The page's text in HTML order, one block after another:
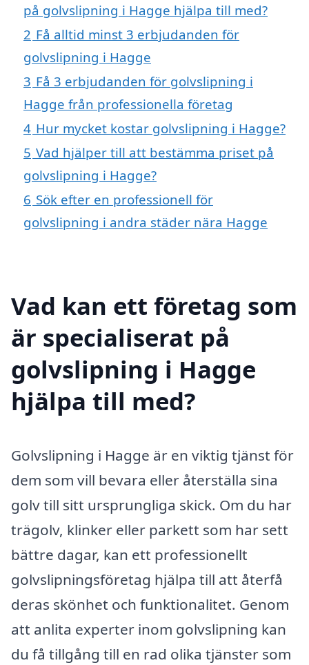
på golvslipning i Hagge hjälpa till med?
2 Få alltid minst 3 erbjudanden för
golvslipning i Hagge
3 Få 3 erbjudanden för golvslipning i
Hagge från professionella företag
4 Hur mycket kostar golvslipning i Hagge?
5 Vad hjälper till att bestämma priset på
golvslipning i Hagge?
6 Sök efter en professionell för
golvslipning i andra städer nära Hagge
Vad kan ett företag som
är specialiserat på
golvslipning i Hagge
hjälpa till med?
Golvslipning i Hagge är en viktig tjänst för
dem som vill bevara eller återställa sina
golv till sitt ursprungliga skick. Om du har
trägolv, klinker eller parkett som har sett
bättre dagar, kan ett professionellt
golvslipningsföretag hjälpa till att återfå
deras skönhet och funktionalitet. Genom
att anlita experter inom golvslipning kan
du få tillgång till en rad olika tjänster som